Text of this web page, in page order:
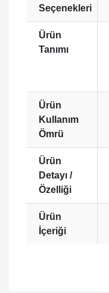
Seçenekleri
Ürün
Tanımı
Ürün
Kullanım
Ömrü
Ürün
Detayı /
Özelliği
Ürün
İçeriği